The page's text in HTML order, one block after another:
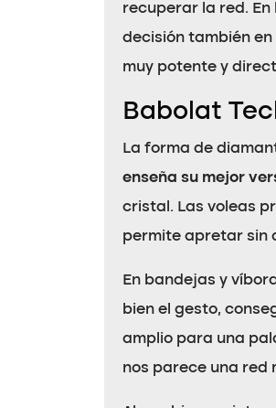
recuperar la red.
decisión también
muy potente y
Babolat
La forma de
enseña su mejor
cristal. Las voleas
permite apretar sin
En bandejas y
bien el gesto,
amplio para una
nos parece una red